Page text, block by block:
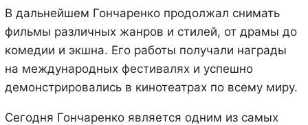
В дальнейшем Гончаренко продолжал снимать
фильмы различных жанров и стилей, от драмы до
комедии и экшна. Его работы получали награды
на международных фестивалях и успешно
демонстрировались в кинотеатрах по всему миру.
Сегодня Гончаренко является одним из самых